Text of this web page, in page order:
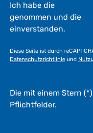
Ich habe die
genommen und die
einverstanden.
Diese Seite ist durch
Datenschutzrichtlinie und
Die mit einem Stern
Pflichtfelder.